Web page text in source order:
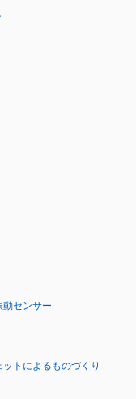
動センサー
ットによるものづくり